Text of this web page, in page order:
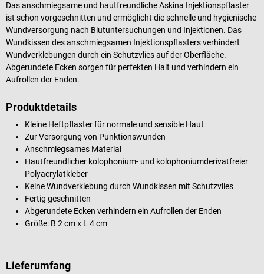
Das anschmiegsame und hautfreundliche Askina Injektionspflaster
ist schon vorgeschnitten und ermöglicht die schnelle und hygienische
Wundversorgung nach Blutuntersuchungen und Injektionen. Das
Wundkissen des anschmiegsamen Injektionspflasters verhindert
Wundverklebungen durch ein Schutzvlies auf der Oberfläche.
Abgerundete Ecken sorgen für perfekten Halt und verhindern ein
Aufrollen der Enden.
Produktdetails
Kleine Heftpflaster für normale und sensible Haut
Zur Versorgung von Punktionswunden
Anschmiegsames Material
Hautfreundlicher kolophonium- und kolophoniumderivatfreier
Polyacrylatkleber
Keine Wundverklebung durch Wundkissen mit Schutzvlies
Fertig geschnitten
Abgerundete Ecken verhindern ein Aufrollen der Enden
Größe: B 2 cm x L 4 cm
Lieferumfang